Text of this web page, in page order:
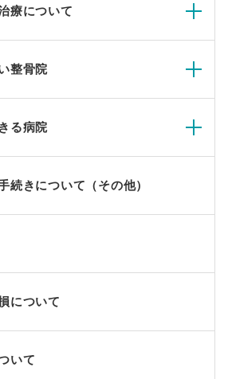
療について
整骨院
る病院
続きについて（その他）
について
いて